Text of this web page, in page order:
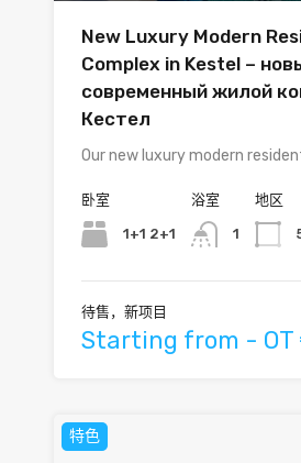
New Luxury Modern
Complex in Kestel –
современный жилой
Кестел
Our new luxury modern
卧室
1+1 2+1
浴室
1
地区
待售，新项目
Starting from - OT
特色